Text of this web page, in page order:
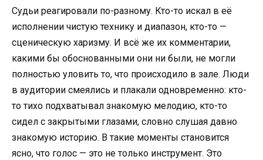
Судьи реагировали по-разному. Кто-то искал в её
исполнении чистую технику и диапазон, кто-то —
сценическую харизму. И всё же их комментарии,
какими бы обоснованными они ни были, не могли
полностью уловить то, что происходило в зале. Люди
в аудитории смеялись и плакали одновременно: кто-
то тихо подхватывал знакомую мелодию, кто-то
сидел с закрытыми глазами, словно слушая давно
знакомую историю. В такие моменты становится
ясно, что голос — это не только инструмент. Это